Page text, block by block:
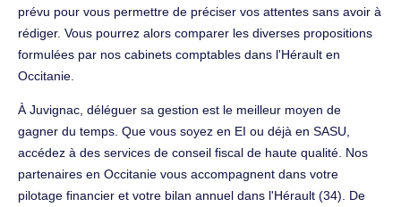
prévu pour vous permettre de préciser vos attentes sans avoir à
rédiger. Vous pourrez alors comparer les diverses propositions
formulées par nos cabinets comptables dans l'Hérault en
Occitanie.
À Juvignac, déléguer sa gestion est le meilleur moyen de
gagner du temps. Que vous soyez en EI ou déjà en SASU,
accédez à des services de conseil fiscal de haute qualité. Nos
partenaires en Occitanie vous accompagnent dans votre
pilotage financier et votre bilan annuel dans l'Hérault (34). De